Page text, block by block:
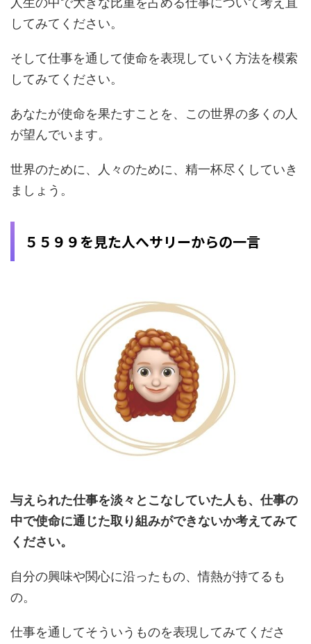
してみてください。
そして仕事を通して使命を表現していく方法を模索
してみてください。
あなたが使命を果たすことを、この世界の多くの人
が望んでいます。
世界のために、人々のために、精一杯尽くしていき
ましょう。
５５９９を見た人へサリーからの一言
与えられた仕事を淡々とこなしていた人も、仕事の
中で使命に通じた取り組みができないか考えてみて
ください。
自分の興味や関心に沿ったもの、情熱が持てるも
の。
仕事を通してそういうものを表現してみてくださ